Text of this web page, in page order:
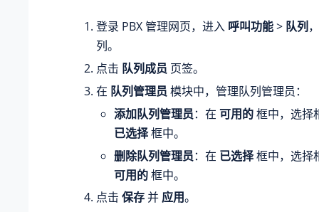
登录 PBX 管理网页，进入 呼叫功能> 队列
列。
点击 队列成员 页签。
在 队列管理员 模块中，管理队列管理员：
添加队列管理员：在 可用的框中，选择
已选择框中。
删除队列管理员：在 已选择框中，选择
可用的框中。
点击 保存并应用。